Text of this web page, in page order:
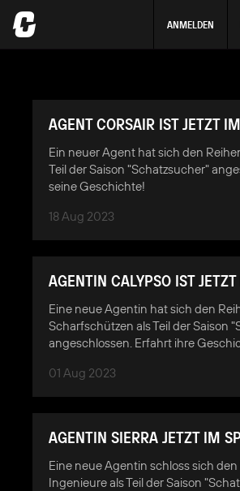
ANMELDEN
AGENT CORSAIR IST JETZT
Ein neuer Agent hat sich den
Teil der Saison "Schatzsucher"
seine Geschichte!
18 Aug 2023
AGENTIN CALYPSO IST
Eine neue Agentin hat sich den
Scharfschützen als Teil der Saison
angeschlossen. Erfahrt ihre
01 Aug 2023
AGENTIN SIERRA JETZT IM
Eine neue Agentin schloss sich
Ingenieure als Teil der Saison